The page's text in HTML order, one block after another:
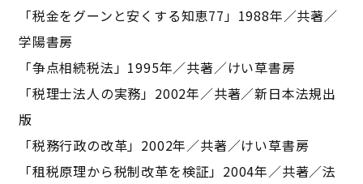
「税金をグーンと安くする知恵77」1988年／共著／
学陽書房
「争点相続税法」1995年／共著／けい草書房
「税理士法人の実務」2002年／共著／新日本法規出
版
「税務行政の改革」2002年／共著／けい草書房
「租税原理から税制改革を検証」2004年／共著／法